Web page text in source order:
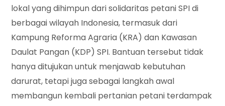
lokal yang dihimpun dari solidaritas petani SPI di
berbagai wilayah Indonesia, termasuk dari
Kampung Reforma Agraria (KRA) dan Kawasan
Daulat Pangan (KDP) SPI. Bantuan tersebut tidak
hanya ditujukan untuk menjawab kebutuhan
darurat, tetapi juga sebagai langkah awal
membangun kembali pertanian petani terdampak